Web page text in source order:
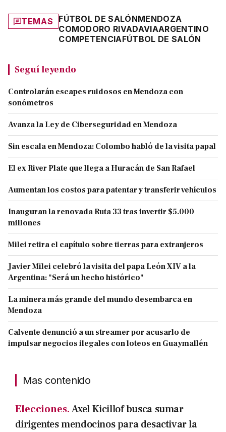
TEMAS FÚTBOL DE SALÓNMENDOZA
COMODORO RIVADAVIAARGENTINO
COMPETENCIAFÚTBOL DE SALÓN
Seguí leyendo
Controlarán escapes ruidosos en Mendoza con
sonómetros
Avanza la Ley de Ciberseguridad en Mendoza
Sin escala en Mendoza: Colombo habló de la visita papal
El ex River Plate que llega a Huracán de San Rafael
Aumentan los costos para patentar y transferir vehículos
Inauguran la renovada Ruta 33 tras invertir $5.000
millones
Milei retira el capítulo sobre tierras para extranjeros
Javier Milei celebró la visita del papa León XIV a la
Argentina: "Será un hecho histórico"
La minera más grande del mundo desembarca en
Mendoza
Calvente denunció a un streamer por acusarlo de
impulsar negocios ilegales con loteos en Guaymallén
Mas contenido
Elecciones.Axel Kicillof busca sumar
dirigentes mendocinos para desactivar la